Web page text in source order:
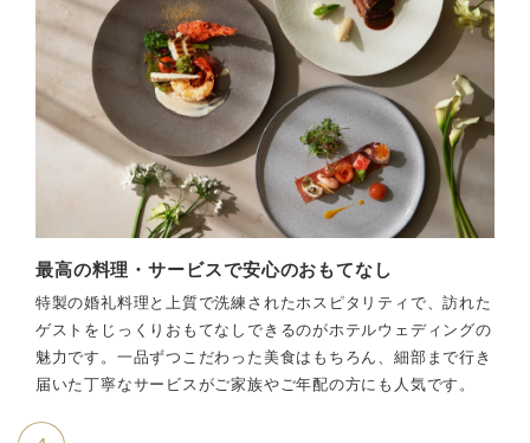
最高の料理・サービスで安心のおもてなし
特製の婚礼料理と上質で洗練されたホスピタリティで、訪れた
ゲストをじっくりおもてなしできるのがホテルウェディングの
魅力です。一品ずつこだわった美食はもちろん、細部まで行き
届いた丁寧なサービスがご家族やご年配の方にも人気です。